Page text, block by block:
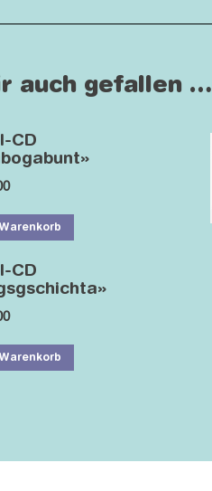
auch gefallen …
CD
CD